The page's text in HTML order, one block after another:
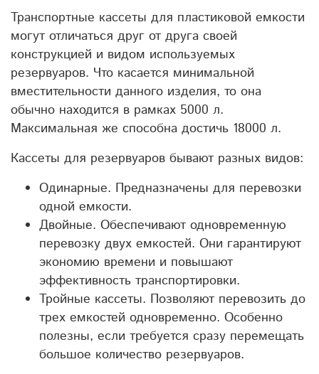
Транспортные кассеты для пластиковой емкости
могут отличаться друг от друга своей
конструкцией и видом используемых
резервуаров. Что касается минимальной
вместительности данного изделия, то она
обычно находится в рамках 5000 л.
Максимальная же способна достичь 18000 л.
Кассеты для резервуаров бывают разных видов:
Одинарные. Предназначены для перевозки
одной емкости.
Двойные. Обеспечивают одновременную
перевозку двух емкостей. Они гарантируют
экономию времени и повышают
эффективность транспортировки.
Тройные кассеты. Позволяют перевозить до
трех емкостей одновременно. Особенно
полезны, если требуется сразу перемещать
большое количество резервуаров.